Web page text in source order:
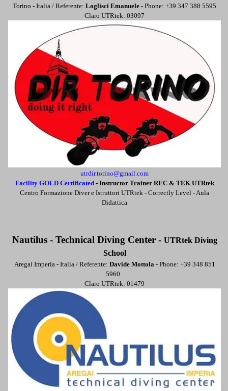
Torino - Italia / Referente: Loglisci Emanuele- Phone: +39 347 388 5595
Claro UTRtek: 03097
utrdir.torino@gmail.com
Facility GOLD Certificated - Instructor Trainer REC & TEK UTRtek
Centro Formazione Diver e Istruttori UTRtek - Correctly Level - Aula
Didattica
Nautilus - Technical Diving Center - UTRtek Diving
School
Aregai Imperia - Italia / Referente: Davide Mottola - Phone: +39 348 851
5960
Claro UTRtek: 01479